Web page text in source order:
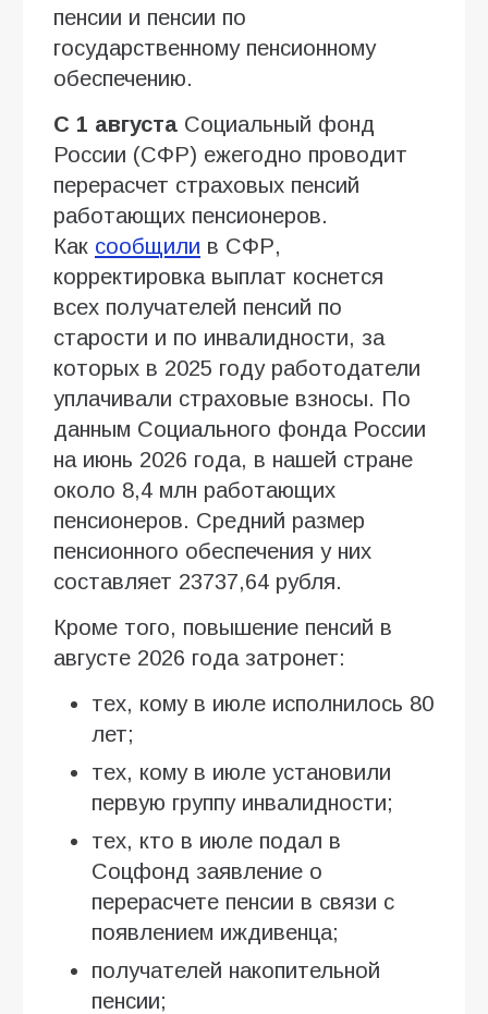
пенсии и пенсии по
государственному пенсионному
обеспечению.
С 1 августа Социальный фонд
России (СФР) ежегодно проводит
перерасчет страховых пенсий
работающих пенсионеров.
Как сообщили в СФР,
корректировка выплат коснется
всех получателей пенсий по
старости и по инвалидности, за
которых в 2025 году работодатели
уплачивали страховые взносы. По
данным Социального фонда России
на июнь 2026 года, в нашей стране
около 8,4 млн работающих
пенсионеров. Средний размер
пенсионного обеспечения у них
составляет 23737,64 рубля.
Кроме того, повышение пенсий в
августе 2026 года затронет:
тех, кому в июле исполнилось 80
лет;
тех, кому в июле установили
первую группу инвалидности;
тех, кто в июле подал в
Соцфонд заявление о
перерасчете пенсии в связи с
появлением иждивенца;
получателей накопительной
пенсии;